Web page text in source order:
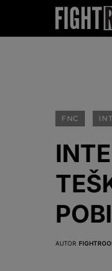
FNC
AUTOR